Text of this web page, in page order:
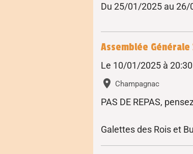
Du 25/01/2025 au 26/
Assemblée Générale
Le 10/01/2025 à 20:30
Champagnac
PAS DE REPAS,
Galettes des Rois et